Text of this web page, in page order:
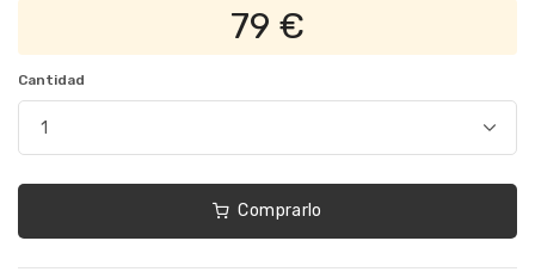
79 €
Cantidad
Comprarlo